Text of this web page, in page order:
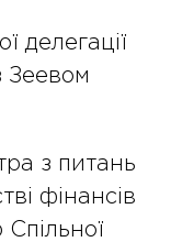
делегації
Зеевом
з питань
фінансів
Спільної